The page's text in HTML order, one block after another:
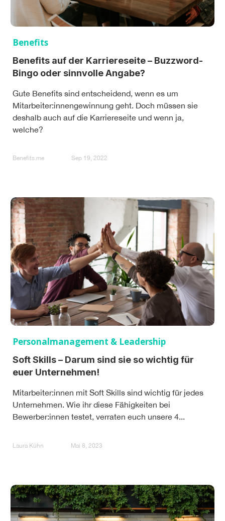
Benefits
Benefits auf der Karriereseite – Buzzword-
Bingo oder sinnvolle Angabe?
Gute Benefits sind entscheidend, wenn es um
Mitarbeiter:innengewinnung geht. Doch müssen sie
deshalb auch auf die Karriereseite und wenn ja,
welche?
Benefits.me Sep 19, 2022
Personalmanagement & Leadership
Soft Skills – Darum sind sie so wichtig für
euer Unternehmen!
Mitarbeiter:innen mit Soft Skills sind wichtig für jedes
Unternehmen. Wie ihr diese Fähigkeiten bei
Bewerber:innen testet, verraten euch unsere 4...
Laura Kühn Mai 8, 2023